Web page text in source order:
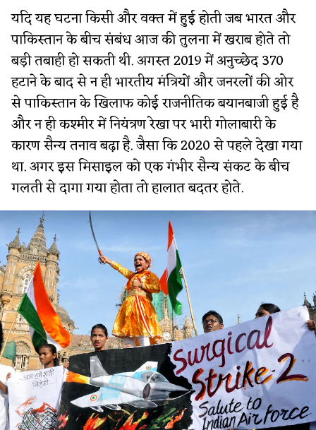
यदि यह घटना किसी और वक्त में हुई होती जब भारत और
पाकिस्तान के बीच संबंध आज की तुलना में खराब होते तो
बड़ी तबाही हो सकती थी. अगस्त 2019 में अनुच्छेद 370
हटाने के बाद से न ही भारतीय मंत्रियों और जनरलों की ओर
से पाकिस्तान के खिलाफ कोई राजनीतिक बयानबाजी हुई है
और न ही कश्मीर में नियंत्रण रेखा पर भारी गोलाबारी के
कारण सैन्य तनाव बढ़ा है. जैसा कि 2020 से पहले देखा गया
था. अगर इस मिसाइल को एक गंभीर सैन्य संकट के बीच
गलती से दागा गया होता तो हालात बदतर होते.